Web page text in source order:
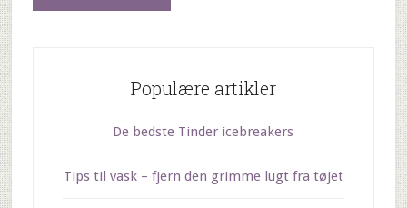
Populære artikler
De bedste Tinder icebreakers
Tips til vask – fjern den grimme lugt fra tøjet